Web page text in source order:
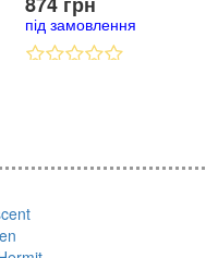
під замовлення